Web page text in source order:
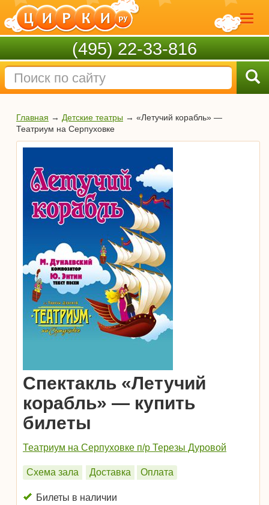
(495) 22-33-816
Главная → Детские театры → «Летучий корабль» —
Театриум на Серпуховке
Спектакль «Летучий
корабль» — купить
билеты
Театриум на Серпуховке п/р Терезы Дуровой
Схема зала Доставка Оплата
Билеты в наличии